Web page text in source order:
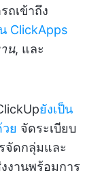
ถเข้าถึง
ClickApps
น, และ
ยังเป็น
ย จัดระเบียบ
จัดกลุ่มและ
งานพร้อมการ